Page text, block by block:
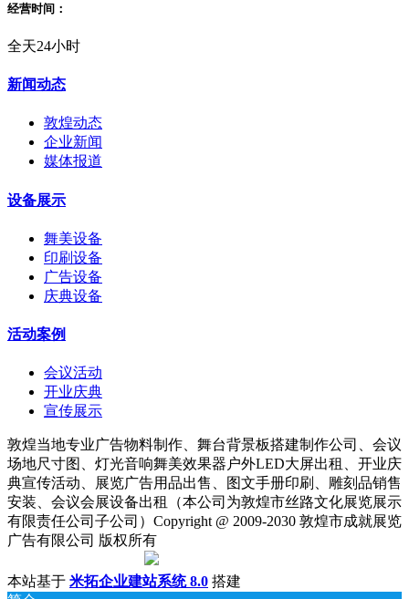
经营时间：
全天24小时
新闻动态
敦煌动态
企业新闻
媒体报道
设备展示
舞美设备
印刷设备
广告设备
庆典设备
活动案例
会议活动
开业庆典
宣传展示
敦煌当地专业广告物料制作、舞台背景板搭建制作公司、会议
场地尺寸图、灯光音响舞美效果器户外LED大屏出租、开业庆
典宣传活动、展览广告用品出售、图文手册印刷、雕刻品销售
安装、会议会展设备出租（本公司为敦煌市丝路文化展览展示
有限责任公司子公司）Copyright @ 2009-2030 敦煌市成就展览
广告有限公司 版权所有
本站基于 米拓企业建站系统 8.0 搭建